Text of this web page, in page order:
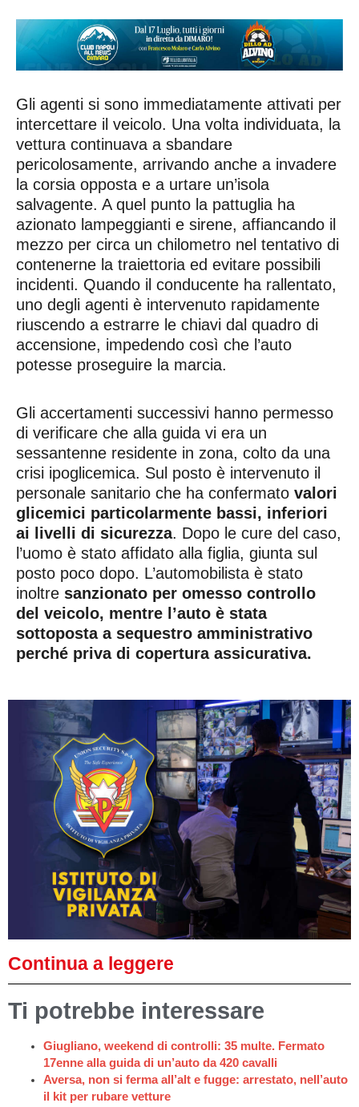
Gli agenti si sono immediatamente attivati per
intercettare il veicolo. Una volta individuata, la
vettura continuava a sbandare
pericolosamente, arrivando anche a invadere
la corsia opposta e a urtare un’isola
salvagente. A quel punto la pattuglia ha
azionato lampeggianti e sirene, affiancando il
mezzo per circa un chilometro nel tentativo di
contenerne la traiettoria ed evitare possibili
incidenti. Quando il conducente ha rallentato,
uno degli agenti è intervenuto rapidamente
riuscendo a estrarre le chiavi dal quadro di
accensione, impedendo così che l’auto
potesse proseguire la marcia.
Gli accertamenti successivi hanno permesso
di verificare che alla guida vi era un
sessantenne residente in zona, colto da una
crisi ipoglicemica. Sul posto è intervenuto il
personale sanitario che ha confermato valori
glicemici particolarmente bassi, inferiori
ai livelli di sicurezza. Dopo le cure del caso,
l’uomo è stato affidato alla figlia, giunta sul
posto poco dopo. L’automobilista è stato
inoltre sanzionato per omesso controllo
del veicolo, mentre l’auto è stata
sottoposta a sequestro amministrativo
perché priva di copertura assicurativa.
Continua a leggere
Ti potrebbe interessare
Giugliano, weekend di controlli: 35 multe. Fermato
17enne alla guida di un’auto da 420 cavalli
Aversa, non si ferma all’alt e fugge: arrestato, nell’auto
il kit per rubare vetture